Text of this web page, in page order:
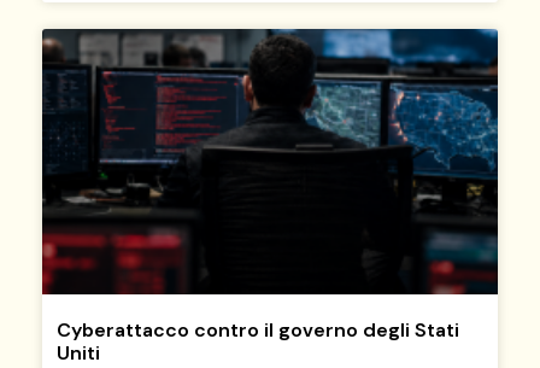
Cyberattacco contro il governo degli Stati
Uniti